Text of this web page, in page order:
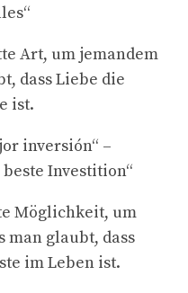
Art, um jemandem
dass Liebe die
ist.
inversión“ –
Investition“
Möglichkeit, um
man glaubt, dass
im Leben ist.